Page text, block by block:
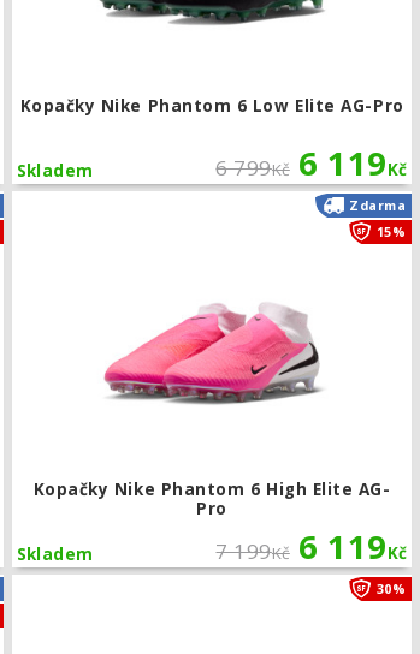
Kopačky Nike Phantom 6 Low Elite AG-Pro
6 799Kč 6 119Kč
Skladem
Dětské kopačky Nike Phantom 6 Low Pro FG/MG
Kopačky Nike Phantom 6 High Elite AG-
Pro
7 199Kč 6 119Kč
Skladem
Zdarma
15%
30%